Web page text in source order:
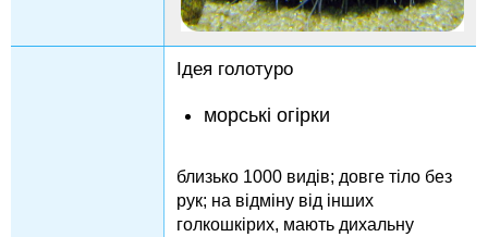
Ідея голотуро
морські огірки
близько 1000 видів; довге тіло без
рук; на відміну від інших
голкошкірих, мають дихальну